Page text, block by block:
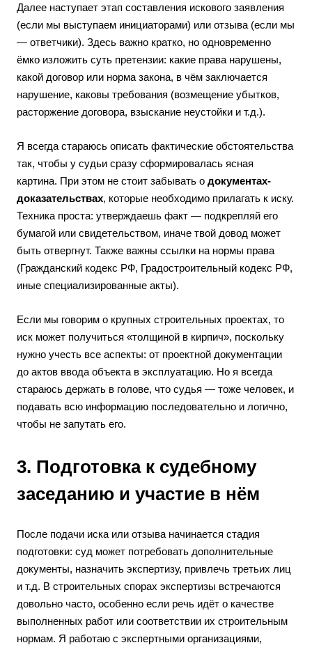
Далее наступает этап составления искового заявления
(если мы выступаем инициаторами) или отзыва (если мы
— ответчики). Здесь важно кратко, но одновременно
ёмко изложить суть претензии: какие права нарушены,
какой договор или норма закона, в чём заключается
нарушение, каковы требования (возмещение убытков,
расторжение договора, взыскание неустойки и т.д.).
Я всегда стараюсь описать фактические обстоятельства
так, чтобы у судьи сразу сформировалась ясная
картина. При этом не стоит забывать о документах-
доказательствах, которые необходимо прилагать к иску.
Техника проста: утверждаешь факт — подкрепляй его
бумагой или свидетельством, иначе твой довод может
быть отвергнут. Также важны ссылки на нормы права
(Гражданский кодекс РФ, Градостроительный кодекс РФ,
иные специализированные акты).
Если мы говорим о крупных строительных проектах, то
иск может получиться «толщиной в кирпич», поскольку
нужно учесть все аспекты: от проектной документации
до актов ввода объекта в эксплуатацию. Но я всегда
стараюсь держать в голове, что судья — тоже человек, и
подавать всю информацию последовательно и логично,
чтобы не запутать его.
3. Подготовка к судебному
заседанию и участие в нём
После подачи иска или отзыва начинается стадия
подготовки: суд может потребовать дополнительные
документы, назначить экспертизу, привлечь третьих лиц
и т.д. В строительных спорах экспертизы встречаются
довольно часто, особенно если речь идёт о качестве
выполненных работ или соответствии их строительным
нормам. Я работаю с экспертными организациями,